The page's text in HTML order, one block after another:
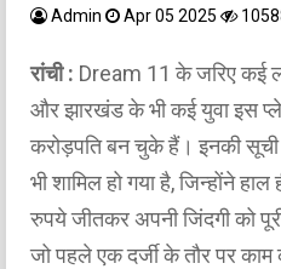
Admin Apr 05 2025
रांची : Dream 11 के जरिए कई
और झारखंड के भी कई युवा इस
करोड़पति बन चुके हैं। इनकी सूची
भी शामिल हो गया है, जिन्होंने
रुपये जीतकर अपनी जिंदगी को
जो पहले एक दर्जी के तौर पर